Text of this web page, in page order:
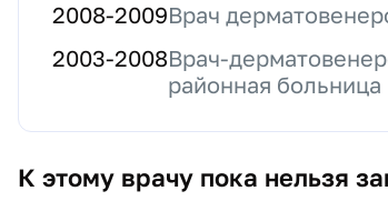
2008-2009Врач
2003-2008Врач-
районная больница
К этому врачу пока нельзя